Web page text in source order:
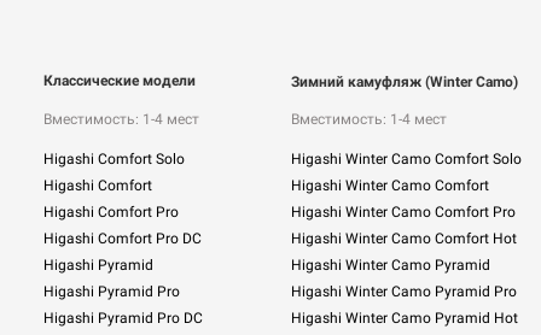
Классические модели
Вместимость: 1-4 мест
Higashi Comfort Solo
Higashi Comfort
Higashi Comfort Pro
Higashi Comfort Pro DC
Higashi Pyramid
Higashi Pyramid Pro
Higashi Pyramid Pro DC
Зимний камуфляж (Winter Camo)
Вместимость: 1-4 мест
Higashi Winter Camo Comfort Solo
Higashi Winter Camo Comfort
Higashi Winter Camo Comfort Pro
Higashi Winter Camo Comfort Hot
Higashi Winter Camo Pyramid
Higashi Winter Camo Pyramid Pro
Higashi Winter Camo Pyramid Hot